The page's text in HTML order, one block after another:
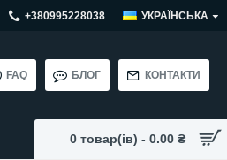
+380995228038 УКРАЇНСЬКА
FAQ БЛОГ КОНТАКТИ
0 товар(ів) - 0.00 ₴